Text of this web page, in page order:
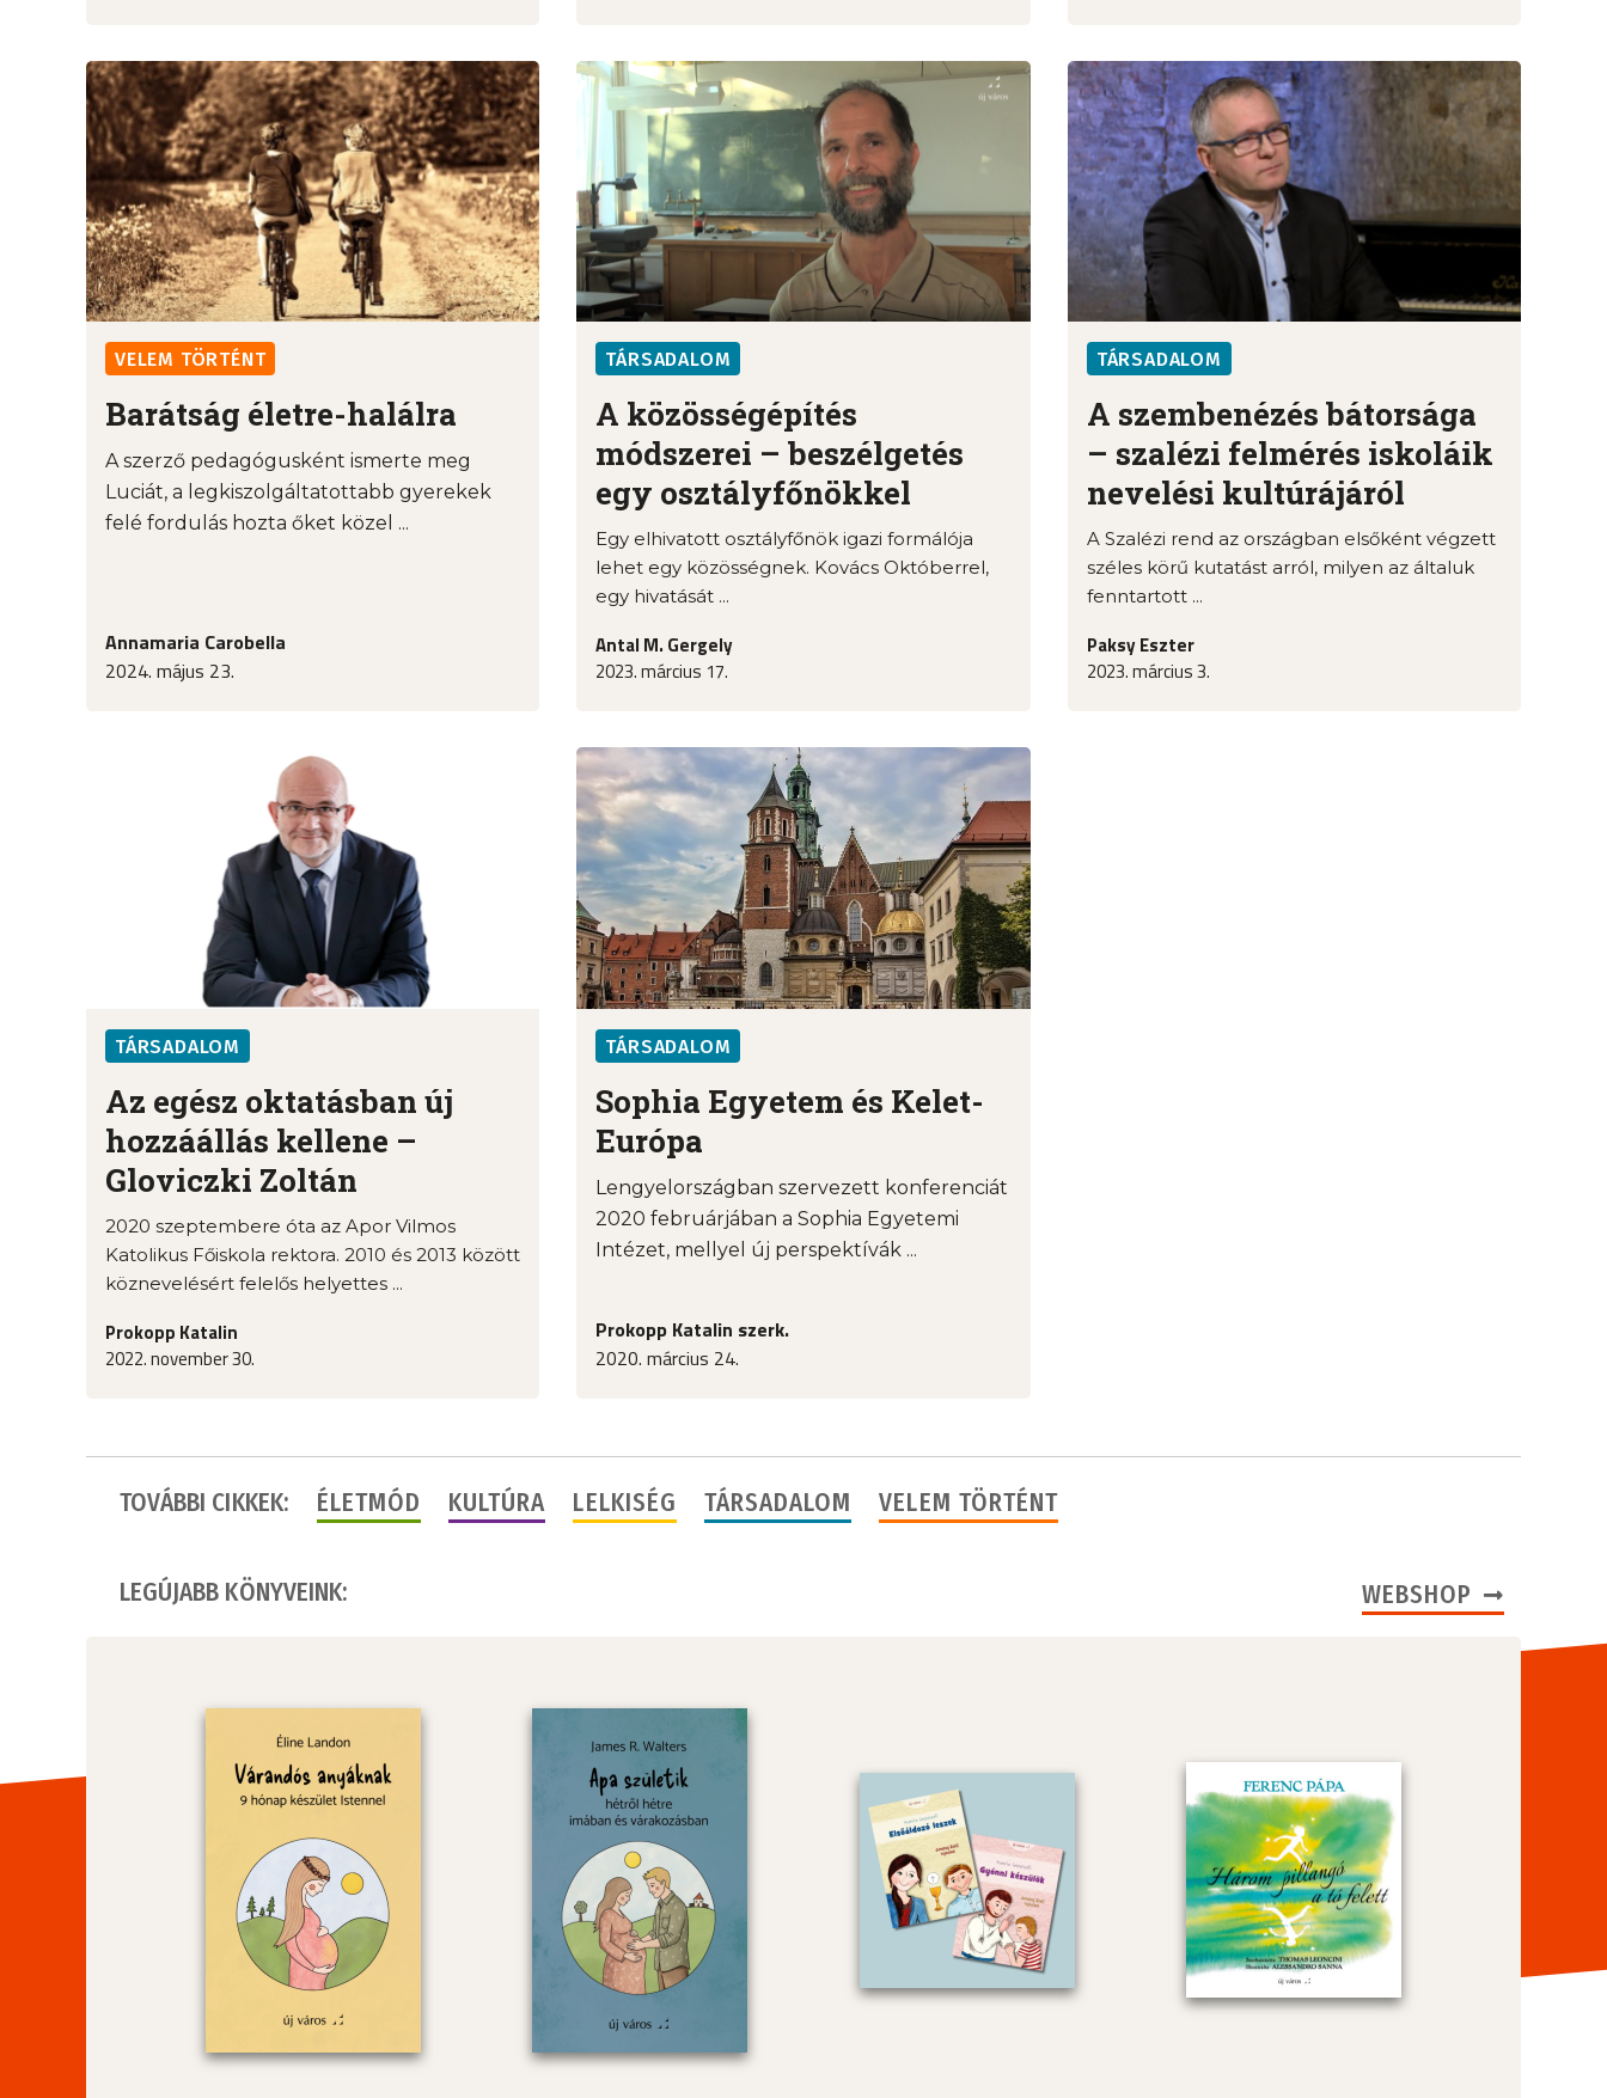
VELEM TÖRTÉNT
Barátság életre-halálra
A szerző pedagógusként ismerte meg
Luciát, a legkiszolgáltatottabb gyerekek
felé fordulás hozta őket közel ...
Annamaria Carobella
2024. május 23.
TÁRSADALOM
A közösségépítés
módszerei – beszélgetés
egy osztályfőnökkel
Egy elhivatott osztályfőnök igazi formálója
lehet egy közösségnek. Kovács Októberrel,
egy hivatását ...
Antal M. Gergely
2023. március 17.
TÁRSADALOM
A szembenézés bátorsága
– szalézi felmérés iskoláik
nevelési kultúrájáról
A Szalézi rend az országban elsőként végzett
széles körű kutatást arról, milyen az általuk
fenntartott ...
Paksy Eszter
2023. március 3.
TÁRSADALOM
Az egész oktatásban új
hozzáállás kellene –
Gloviczki Zoltán
2020 szeptembere óta az Apor Vilmos
Katolikus Főiskola rektora. 2010 és 2013 között
köznevelésért felelős helyettes ...
Prokopp Katalin
2022. november 30.
TÁRSADALOM
Sophia Egyetem és Kelet-
Európa
Lengyelországban szervezett konferenciát
2020 februárjában a Sophia Egyetemi
Intézet, mellyel új perspektívák ...
Prokopp Katalin szerk.
2020. március 24.
TOVÁBBI CIKKEK: ÉLETMÓD KULTÚRA LELKISÉG TÁRSADALOM VELEM TÖRTÉNT
LEGÚJABB KÖNYVEINK: WEBSHOP